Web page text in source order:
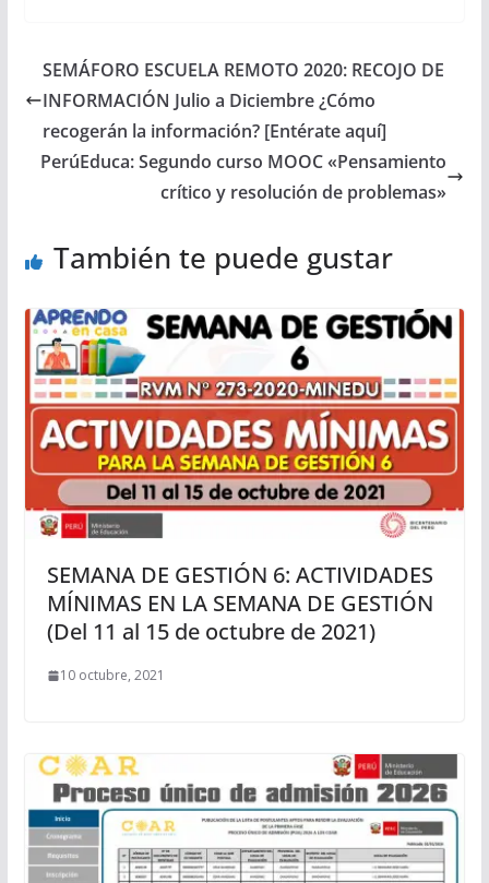
SEMÁFORO ESCUELA REMOTO 2020: RECOJO DE
INFORMACIÓN Julio a Diciembre ¿Cómo
recogerán la información? [Entérate aquí]
PerúEduca: Segundo curso MOOC «Pensamiento
crítico y resolución de problemas»
También te puede gustar
SEMANA DE GESTIÓN 6: ACTIVIDADES
MÍNIMAS EN LA SEMANA DE GESTIÓN
(Del 11 al 15 de octubre de 2021)
10 octubre, 2021